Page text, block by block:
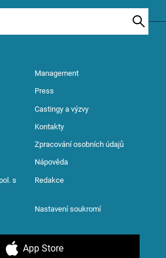
Management
Press
Castingy a výzvy
Kontakty
Zpracování osobních údajů
Nápověda
s
Redakce
Nastavení soukromí
App Store